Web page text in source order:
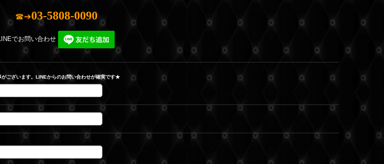
☎➔03-5808-0090
でお問い合わせ
ございます。LINEからのお問い合わせが確実です★